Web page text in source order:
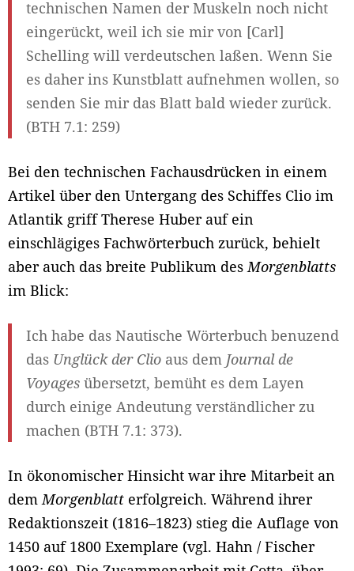
technischen Namen der Muskeln noch nicht
eingerückt, weil ich sie mir von [Carl]
Schelling will verdeutschen laßen. Wenn Sie
es daher ins Kunstblatt aufnehmen wollen, so
senden Sie mir das Blatt bald wieder zurück.
(BTH 7.1: 259)
Bei den technischen Fachausdrücken in einem
Artikel über den Untergang des Schiffes Clio im
Atlantik griff Therese Huber auf ein
einschlägiges Fachwörterbuch zurück, behielt
aber auch das breite Publikum des Morgenblatts
im Blick:
Ich habe das Nautische Wörterbuch benuzend
das Unglück der Clioaus dem Journal de
Voyagesübersetzt, bemüht es dem Layen
durch einige Andeutung verständlicher zu
machen (BTH 7.1: 373).
In ökonomischer Hinsicht war ihre Mitarbeit an
dem Morgenblatt erfolgreich. Während ihrer
Redaktionszeit (1816–1823) stieg die Auflage von
1450 auf 1800 Exemplare (vgl. Hahn / Fischer